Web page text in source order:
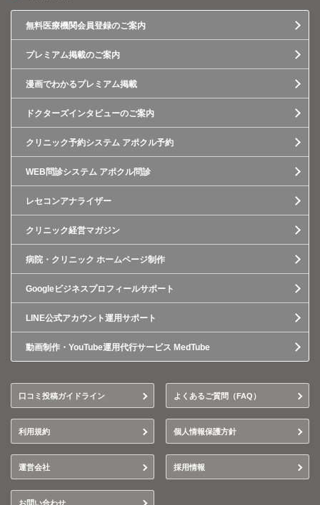
無料医療機関会員登録のご案内
プレミアム掲載のご案内
漫画でわかるプレミアム掲載
ドクターズインタビューのご案内
クリニック予約システム アポクル予約
WEB問診システム アポクル問診
レセコンアナライザー
クリニック経営マガジン
病院・クリニック ホームページ制作
Googleビジネスプロフィールサポート
LINE公式アカウント運用サポート
動画制作・YouTube運用代行サービス MedTube
口コミ投稿ガイドライン よくあるご質問（FAQ）
利用規約 個人情報保護方針
運営会社 採用情報
お問い合わせ